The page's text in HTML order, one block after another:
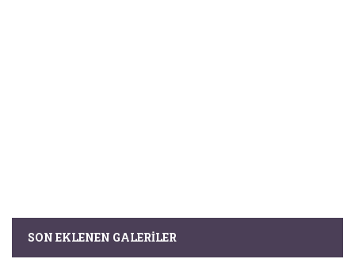
SON EKLENEN GALERILER